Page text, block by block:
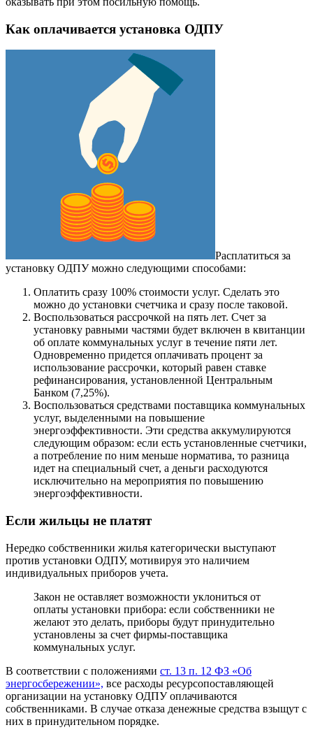
Как оплачивается установка ОДПУ
Расплатиться за
установку ОДПУ можно следующими способами:
Оплатить сразу 100% стоимости услуг. Сделать это
можно до установки счетчика и сразу после таковой.
Воспользоваться рассрочкой на пять лет. Счет за
установку равными частями будет включен в квитанции
об оплате коммунальных услуг в течение пяти лет.
Одновременно придется оплачивать процент за
использование рассрочки, который равен ставке
рефинансирования, установленной Центральным
Банком (7,25%).
Воспользоваться средствами поставщика коммунальных
услуг, выделенными на повышение
энергоэффективности. Эти средства аккумулируются
следующим образом: если есть установленные счетчики,
а потребление по ним меньше норматива, то разница
идет на специальный счет, а деньги расходуются
исключительно на мероприятия по повышению
энергоэффективности.
Если жильцы не платят
Нередко собственники жилья категорически выступают
против установки ОДПУ, мотивируя это наличием
индивидуальных приборов учета.
Закон не оставляет возможности уклониться от
оплаты установки прибора: если собственники не
желают это делать, приборы будут принудительно
установлены за счет фирмы-поставщика
коммунальных услуг.
В соответствии с положениями ст. 13 п. 12 ФЗ «Об
энергосбережении», все расходы ресурсопоставляющей
организации на установку ОДПУ оплачиваются
собственниками. В случае отказа денежные средства взыщут с
них в принудительном порядке.